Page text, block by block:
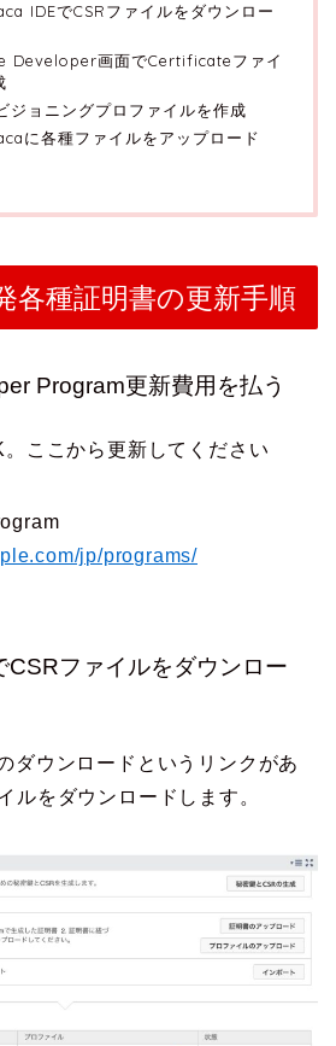
IDEでCSRファイルをダウンロー
Developer画面でCertificateファイ
ジョニングプロファイルを作成
に各種ファイルをアップロード
各種証明書の更新手順
Program更新費用を払う
ここから更新してください
jp/programs/
CSRファイルをダウンロー
ダウンロードというリンクがあ
ルをダウンロードします。